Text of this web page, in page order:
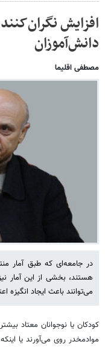
افزایش
دانش‌آموزان
مصطفی اقلیما
در جامعه‌ای که طبق آمار
هستند، بخشی از این آمار
می‌توانند باعث ایجاد انگیزه
کودکان یا نوجوانان معتاد
موادمخدر روی می‌آورند یا